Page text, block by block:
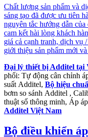
Chất lượng sản phẩm và
sáng tạo đã được ưu tiên
nguyên tắc hướng dẫn
cam kết hài lòng khách
giá cả cạnh tranh, dịch vụ
giới thiệu sản phẩm mới và
Đại lý thiết bị Additel tại
phối: Tự động cân chỉnh
suất Additel, Bộ hiệu
bơm so sánh Additel ,
thuật số thông minh, Áp
Additel Việt Nam
Bộ điều khiển